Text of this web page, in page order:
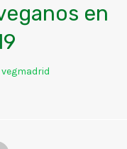
en
vegmadrid